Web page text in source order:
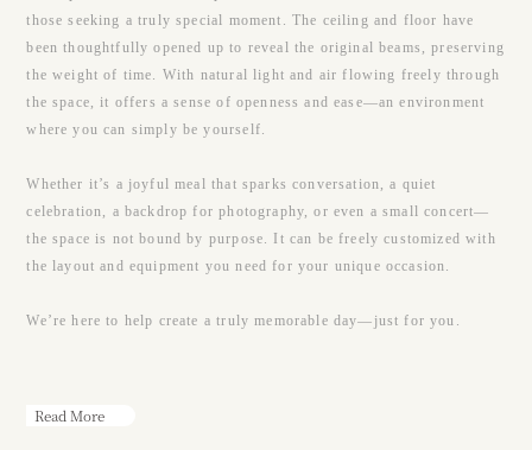
those seeking a truly special moment. The ceiling and floor have
been thoughtfully opened up to reveal the original beams, preserving
the weight of time. With natural light and air flowing freely through
the space, it offers a sense of openness and ease—an environment
where you can simply be yourself.
Whether it’s a joyful meal that sparks conversation, a quiet
celebration, a backdrop for photography, or even a small concert—
the space is not bound by purpose. It can be freely customized with
the layout and equipment you need for your unique occasion.
We’re here to help create a truly memorable day—just for you.
Read More